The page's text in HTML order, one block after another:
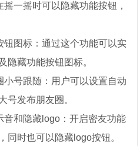
一摇时可以隐藏功能按钮，
钮图标：通过这个功能可以实
隐藏功能按钮图标。
号跟随：用户可以设置自动
号发布朋友圈。
音和隐藏logo：开启密友功能
同时也可以隐藏logo按钮。